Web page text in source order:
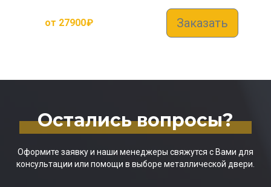
от 27900₽ Заказать
Остались вопросы?
Оформите заявку и наши менеджеры свяжутся с Вами для
консультации или помощи в выборе металлической двери.